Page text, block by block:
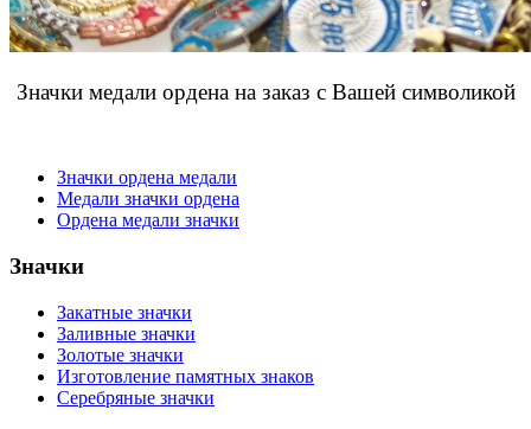
Значки медали ордена на заказ с Вашей символикой
Значки ордена медали
Медали значки ордена
Ордена медали значки
Значки
Закатные значки
Заливные значки
Золотые значки
Изготовление памятных знаков
Серебряные значки